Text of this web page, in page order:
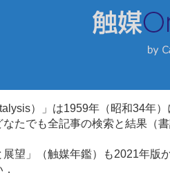
）」は1959年（昭和34年
たでも全記事の検索と結果（
展望」（触媒年鑑）も2021年